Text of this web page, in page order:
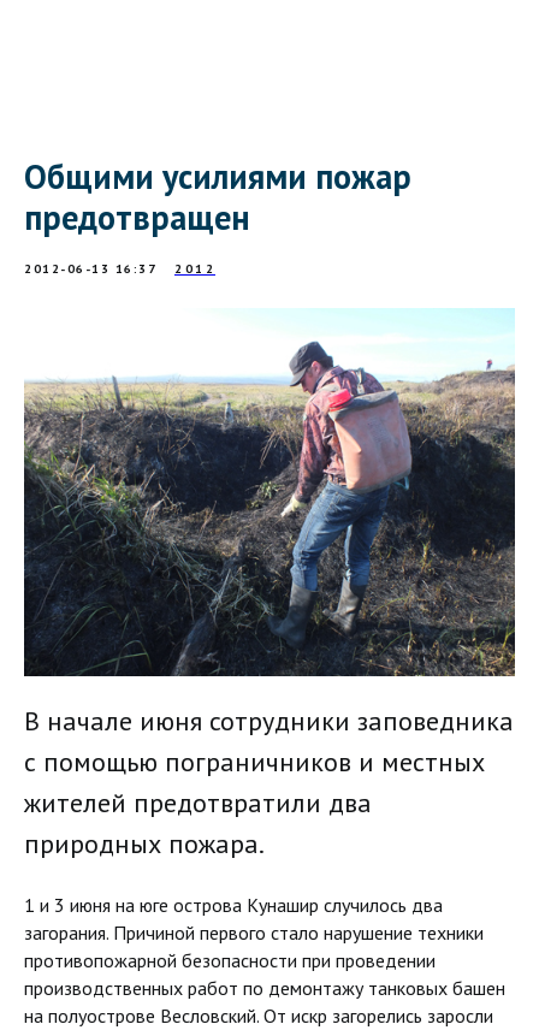
Общими усилиями пожар
предотвращен
2012-06-13 16:37 2012
В начале июня сотрудники заповедника
с помощью пограничников и местных
жителей предотвратили два
природных пожара.
1 и 3 июня на юге острова Кунашир случилось два
загорания. Причиной первого стало нарушение техники
противопожарной безопасности при проведении
производственных работ по демонтажу танковых башен
на полуострове Весловский. От искр загорелись заросли